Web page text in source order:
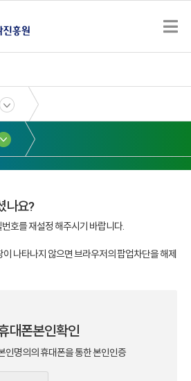
나요?
호를 재설정 해주시기 바랍니다.
나타나지 않으면 브라우저의 팝업차단을 해제
대폰본인확인
인명의의 휴대폰을 통한 본인인증